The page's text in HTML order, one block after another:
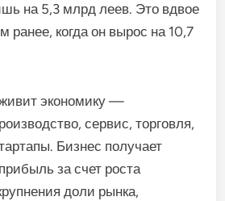
на 5,3 млрд леев. Это вдвое
ранее, когда он вырос на 10,7
экономику —
сервис, торговля,
Бизнес получает
за счет роста
доли рынка,